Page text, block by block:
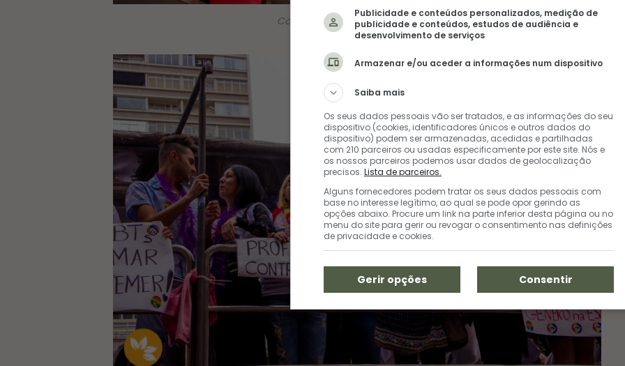
Conjunto nacional na Av. Paulista
Publicidade e conteúdos personalizados, medição de
publicidade e conteúdos, estudos de audiência e
desenvolvimento de serviços
Armazenar e/ou aceder a informações num dispositivo
Saiba mais
Os seus dados pessoais vão ser tratados, e as informações do seu
dispositivo (cookies, identificadores únicos e outros dados do
dispositivo) podem ser armazenadas, acedidas e partilhadas
com 210 parceiros ou usadas especificamente por este site. Nós e
os nossos parceiros podemos usar dados de geolocalização
precisos. Lista de parceiros.
Alguns fornecedores podem tratar os seus dados pessoais com
base no interesse legítimo, ao qual se pode opor gerindo as
opções abaixo. Procure um link na parte inferior desta página ou no
menu do site para gerir ou revogar o consentimento nas definições
de privacidade e cookies.
Consentir
Gerir opções